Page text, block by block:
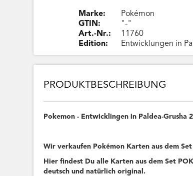
Marke:
GTIN:
Art.-Nr.:
Edition:
Pokémon
"-"
11760
Entwicklungen in
PRODUKTBESCHREIBUNG
Pokemon - Entwicklingen in Paldea-Grusha
Wir verkaufen Pokémon Karten aus dem
Hier findest Du alle Karten aus dem Set
deutsch und natürlich original.